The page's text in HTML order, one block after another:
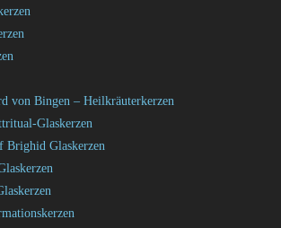
von Bingen – Heilkräuterkerzen
Glaskerzen
Brighid Glaskerzen